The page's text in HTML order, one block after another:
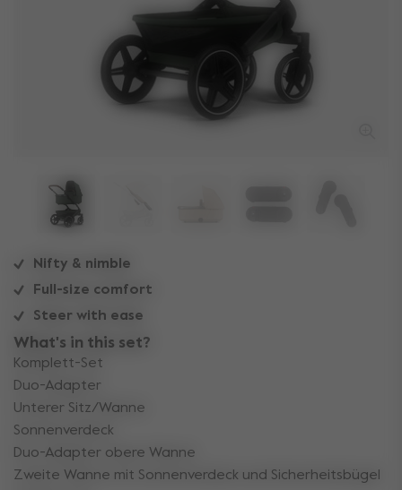
Nifty & nimble
Full-size comfort
Steer with ease
What's in this set?
Komplett-Set
Duo-Adapter
Unterer Sitz/Wanne
Sonnenverdeck
Duo-Adapter obere Wanne
Zweite Wanne mit Sonnenverdeck und Sicherheitsbügel